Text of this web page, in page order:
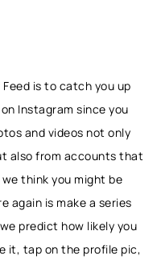
Feed is to catch you up
Instagram since you
and videos not only
also from accounts that
think you might be
again is make a series
predict how likely you
it, tap on the profile pic,